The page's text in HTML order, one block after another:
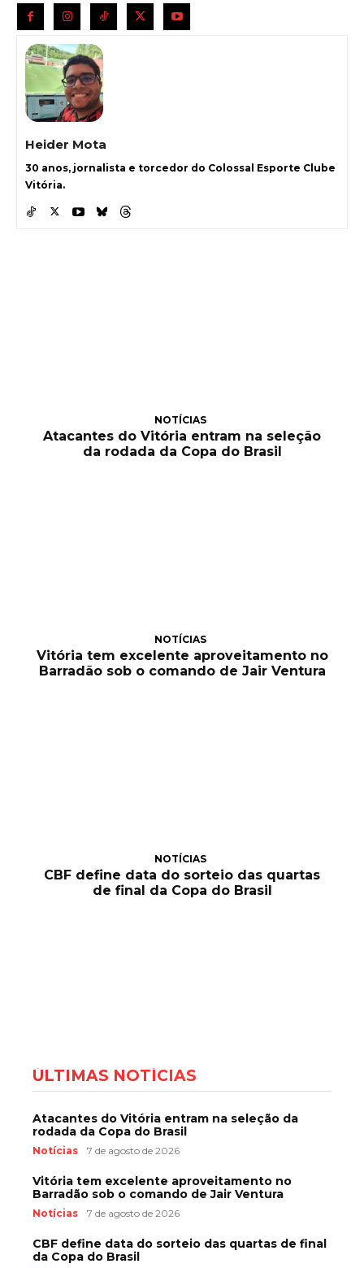
Heider Mota
30 anos, jornalista e torcedor do Colossal Esporte Clube
Vitória.
NOTÍCIAS
Atacantes do Vitória entram na seleção
da rodada da Copa do Brasil
NOTÍCIAS
Vitória tem excelente aproveitamento no
Barradão sob o comando de Jair Ventura
NOTÍCIAS
CBF define data do sorteio das quartas
de final da Copa do Brasil
ÚLTIMAS NOTÍCIAS
Atacantes do Vitória entram na seleção da
rodada da Copa do Brasil
Notícias 7 de agosto de 2026
Vitória tem excelente aproveitamento no
Barradão sob o comando de Jair Ventura
Notícias 7 de agosto de 2026
CBF define data do sorteio das quartas de final
da Copa do Brasil